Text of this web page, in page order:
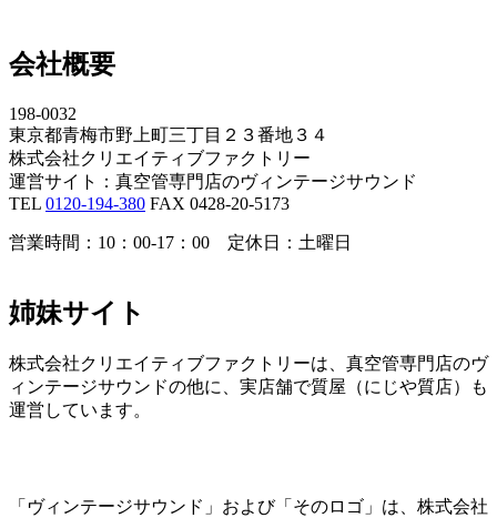
会社概要
198-0032
東京都青梅市野上町三丁目２３番地３４
株式会社クリエイティブファクトリー
運営サイト：真空管専門店のヴィンテージサウンド
TEL 0120-194-380 FAX 0428-20-5173
営業時間：10：00-17：00 定休日：土曜日
姉妹サイト
株式会社クリエイティブファクトリーは、真空管専門店のヴ
ィンテージサウンドの他に、実店舗で質屋（にじや質店）も
運営しています。
「ヴィンテージサウンド」および「そのロゴ」は、株式会社